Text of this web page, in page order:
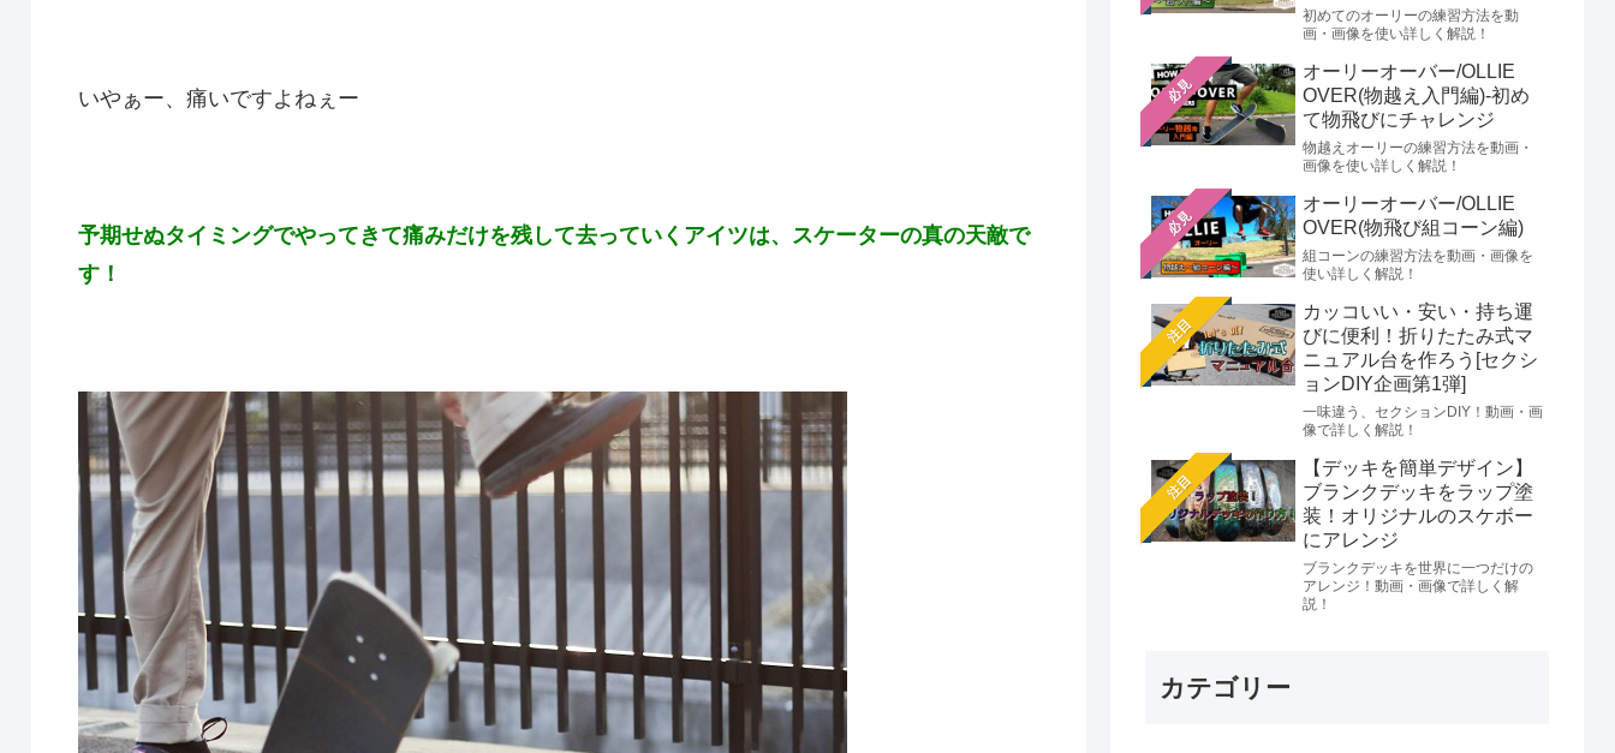
いやぁー、痛いですよねぇー
予期せぬタイミングでやってきて痛みだけを残して去っていくアイツは、スケーターの真の天敵で
す！
初めてのオーリーの練習方法を動
画・画像を使い詳しく解説！
必見
オーリーオーバー/OLLIE
OVER(物越え入門編)-初め
て物飛びにチャレンジ
物越えオーリーの練習方法を動画・
画像を使い詳しく解説！
必見
オーリーオーバー/OLLIE
OVER(物飛び組コーン編)
組コーンの練習方法を動画・画像を
使い詳しく解説！
注目
カッコいい・安い・持ち運
びに便利！折りたたみ式マ
ニュアル台を作ろう[セクシ
ョンDIY企画第1弾]
一味違う、セクションDIY！動画・画
像で詳しく解説！
注目
【デッキを簡単デザイン】
ブランクデッキをラップ塗
装！オリジナルのスケボー
にアレンジ
ブランクデッキを世界に一つだけの
アレンジ！動画・画像で詳しく解
説！
カテゴリー